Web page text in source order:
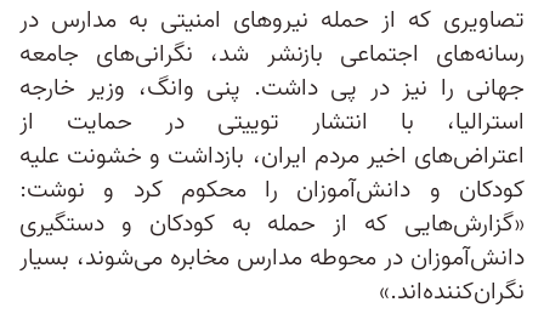
تصاویری که از حمله نیروهای امنیتی به مدارس در
رسانه‌های اجتماعی بازنشر شد، نگرانی‌های جامعه
جهانی را نیز در پی داشت. پنی وانگ، وزیر خارجه
استرالیا، با انتشار توییتی در حمایت از
اعتراض‌های اخیر مردم ایران، بازداشت و خشونت علیه
کودکان و دانش‌آموزان را محکوم کرد و نوشت:
«گزارش‌هایی که از حمله به کودکان و دستگیری
دانش‌آموزان در محوطه مدارس مخابره می‌شوند، بسیار
نگران‌کننده‌اند.»